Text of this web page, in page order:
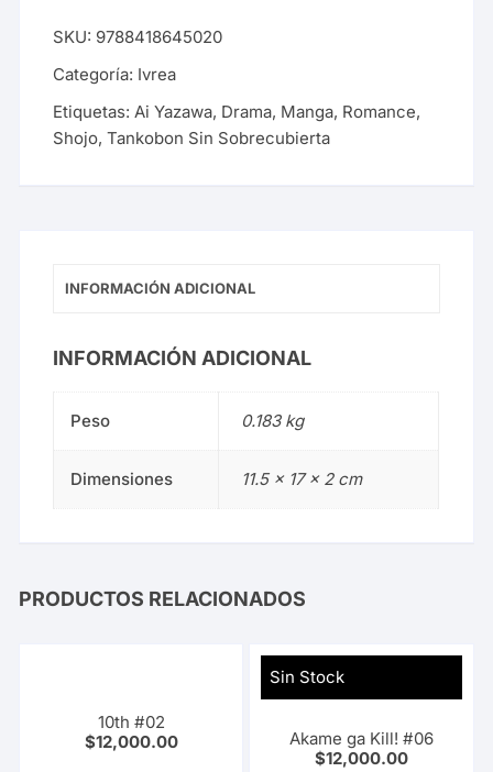
SKU: 9788418645020
Categoría: Ivrea
Etiquetas:Ai Yazawa, Drama, Manga, Romance,
Shojo,Tankobon Sin Sobrecubierta
INFORMACIÓN ADICIONAL
INFORMACIÓN ADICIONAL
Peso 0.183 kg
Dimensiones 11.5 × 17 × 2 cm
PRODUCTOS RELACIONADOS
10th #02
$12,000.00
Sin Stock
Akame ga Kill! #06
$12,000.00